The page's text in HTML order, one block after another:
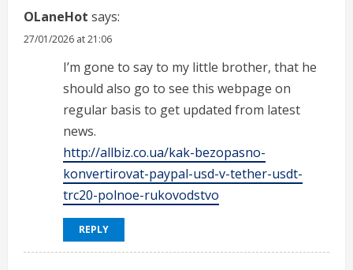
OLaneHot says:
27/01/2026 at 21:06
I’m gone to say to my little brother, that he
should also go to see this webpage on
regular basis to get updated from latest
news.
http://allbiz.co.ua/kak-bezopasno-
konvertirovat-paypal-usd-v-tether-usdt-
trc20-polnoe-rukovodstvo
REPLY